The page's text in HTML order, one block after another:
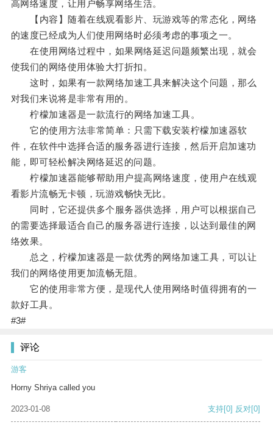
高网络速度，让用户畅享网络生活。
【内容】随着在线观看影片、玩游戏等的常态化，网络
的速度已经成为人们使用网络时必须考虑的事项之一。
在使用网络过程中，如果网络延迟问题频繁出现，就会
使我们的网络使用体验大打折扣。
这时，如果有一款网络加速工具来解决这个问题，那么
对我们来说将是非常有用的。
柠檬加速器是一款流行的网络加速工具。
它的使用方法非常简单：只需下载安装柠檬加速器软
件，在软件中选择合适的服务器进行连接，然后开启加速功
能，即可轻松解决网络延迟的问题。
柠檬加速器能够帮助用户提高网络速度，使用户在线观
看影片流畅无卡顿，玩游戏畅快无比。
同时，它还提供多个服务器供选择，用户可以根据自己
的需要选择最适合自己的服务器进行连接，以达到最佳的网
络效果。
总之，柠檬加速器是一款优秀的网络加速工具，可以让
我们的网络使用更加流畅无阻。
它的使用非常方便，是现代人使用网络时值得拥有的一
款好工具。
#3#
评论
游客
Horny Shriya called you
2023-01-08 支持[0] 反对[0]